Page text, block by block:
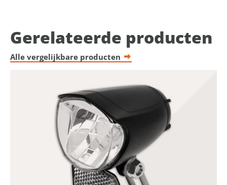
Gerelateerde producten
Alle vergelijkbare producten